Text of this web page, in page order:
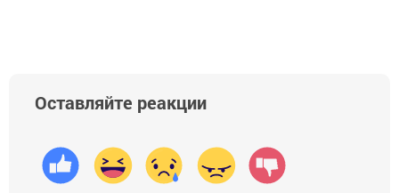
Оставляйте реакции